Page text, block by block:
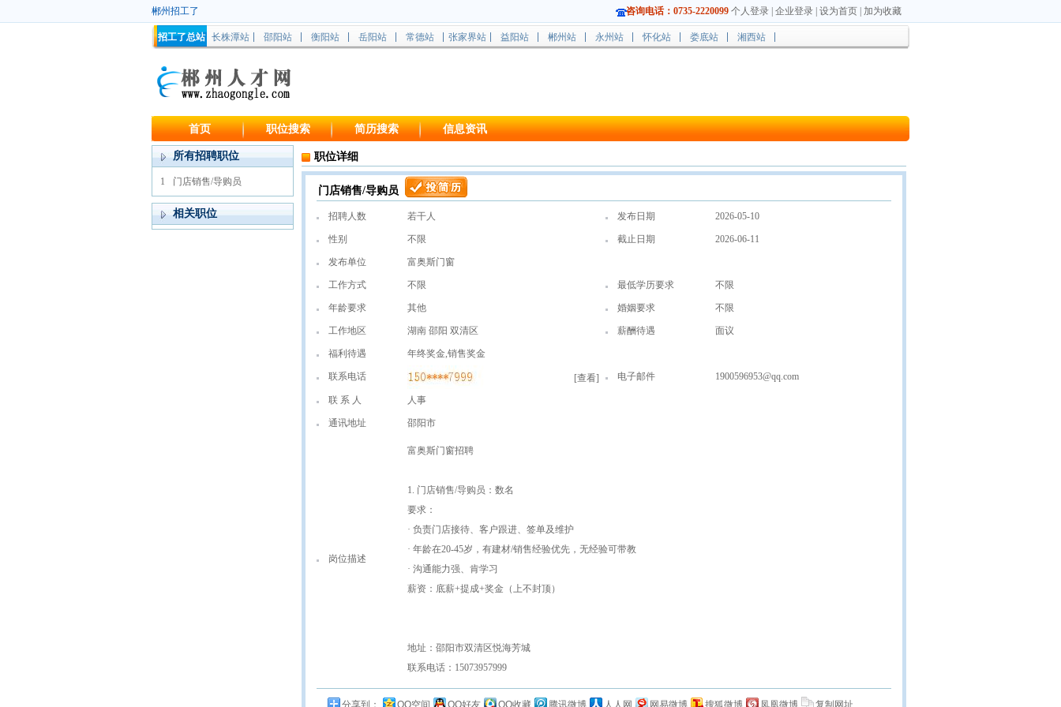
郴州招工了 咨询电话：0735-2220099 个人登录 企业登录 设为首页 加为收藏
招工了总站 长株潭站 邵阳站 衡阳站 岳阳站 常德站 张家界站 益阳站 郴州站 永州站 怀化站 娄底站 湘西站
首页 职位搜索 简历搜索 信息资讯
所有招聘职位
1 门店销售/导购员
相关职位
职位详细
门店销售/导购员
招聘人数 若干人 发布日期 2026-05-10
性别 不限 截止日期 2026-06-11
发布单位 富奥斯门窗
工作方式 不限 最低学历要求 不限
年龄要求 其他 婚姻要求 不限
工作地区 湖南 邵阳 双清区 薪酬待遇 面议
福利待遇 年终奖金,销售奖金
联系电话 [查看] 电子邮件 1900596953@qq.com
联 系 人 人事
通讯地址 邵阳市
岗位描述
富奥斯门窗招聘
1. 门店销售/导购员：数名
要求：
· 负责门店接待、客户跟进、签单及维护
· 年龄在20-45岁，有建材/销售经验优先，无经验可带教
· 沟通能力强、肯学习
薪资：底薪+提成+奖金（上不封顶）
地址：邵阳市双清区悦海芳城
联系电话：15073957999
分享到： QQ空间 QQ好友 QQ收藏 腾讯微博 人人网 网易微博 搜狐微博 凤凰微博 复制网址